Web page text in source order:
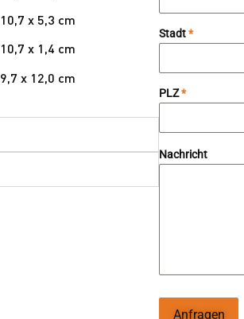
10,7 x 5,3 cm
10,7 x 1,4 cm
9,7 x 12,0 cm
Stadt*
PLZ*
Nachricht
Anfragen